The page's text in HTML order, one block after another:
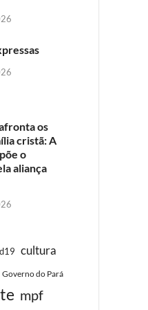
os
cristã: A
o
aliança
cultura
Governo do Pará
mpf